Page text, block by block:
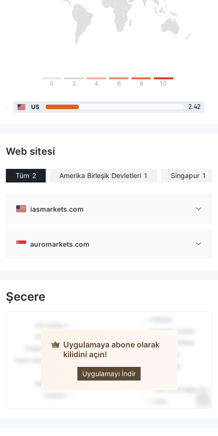
0 2 4 6 8 10
US 2.42
Web sitesi
Tüm 2 Amerika Birleşik Devletleri 1 Singapur 1
iasmarkets.com
auromarkets.com
Şecere
Uygulamaya abone olarak
kilidini açın!
Uygulamayı İndir
AURO